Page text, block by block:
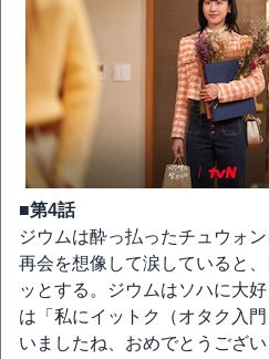
■第4話
ジウムは酔っ払ったチュウォ
再会を想像して涙していると
ッとする。ジウムはソハに大
は「私にイットク（オタク入
いましたね、おめでとうござ